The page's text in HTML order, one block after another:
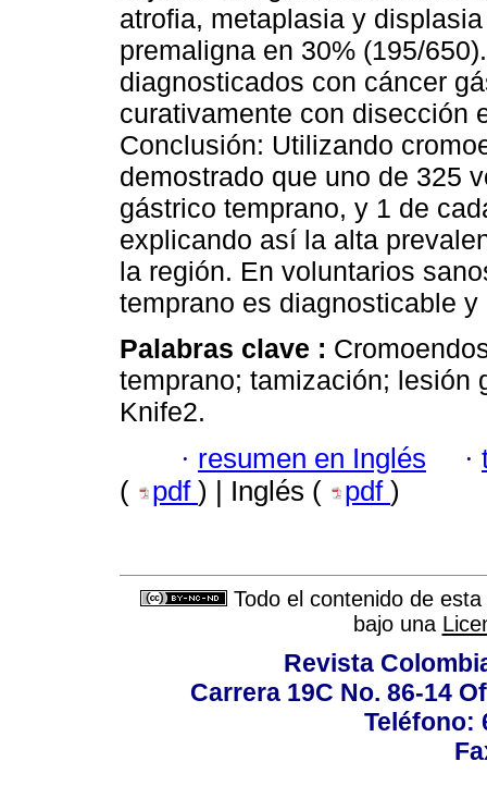
atrofia, metaplasia y
premaligna en 30% (195/
diagnosticados con cáncer
curativamente con disección
Conclusión: Utilizando
demostrado que uno de 325
gástrico temprano, y 1 de
explicando así la alta
la región. En voluntarios
temprano es diagnosticable y
Palabras clave :
temprano; tamización; lesión
Knife2.
· resumen en Inglés ·
(
pdf ) | Inglés ( pdf )
Todo el contenido de
bajo una
Revista
Carrera 19C No. 86-14
Teléfono: